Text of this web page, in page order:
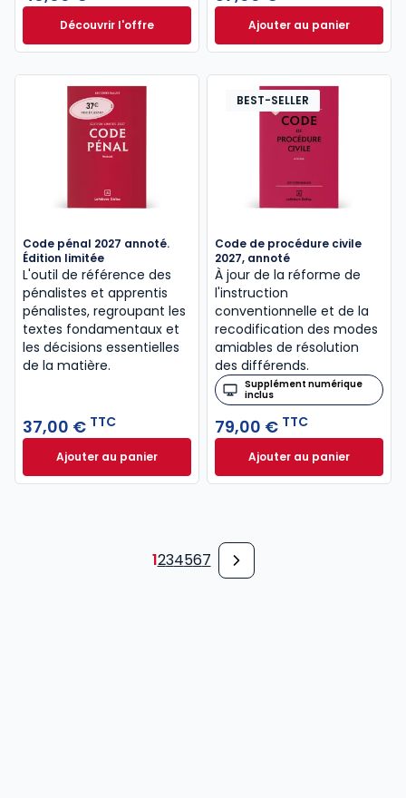
Découvrir l'offreLe guide pénal 2026. 27e éd. à partir de
Dès
Ajouter au panier
Code de
Code pénal 2027 annoté.
Édition limitée
L'outil de référence des
pénalistes et apprentis
pénalistes, regroupant les
textes fondamentaux et
les décisions essentielles
de la matière.
37,00 € TTC
Ajouter au panierCode pénal 2027 annoté. Édition limitée à 37,00 €
BEST-SELLER
Code de procédure civile
2027, annoté
À jour de la réforme de
l'instruction
conventionnelle et de la
recodification des modes
amiables de résolution
des différends.
Supplément numérique
inclus
79,00 € TTC
Ajouter au panier
Code de
1234567